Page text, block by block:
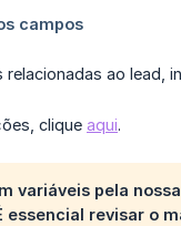
ao lead,
clique aqui.
variáveis pela
revisar o